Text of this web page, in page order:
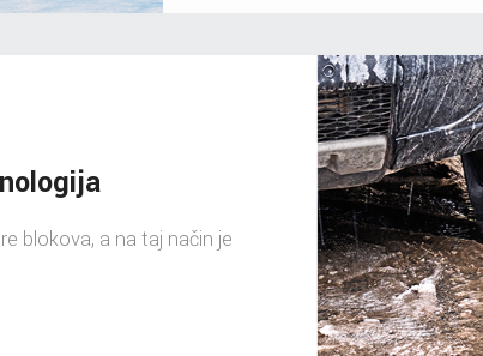
blokova, a na taj način je